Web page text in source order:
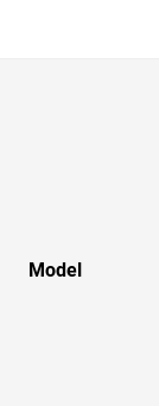
Model